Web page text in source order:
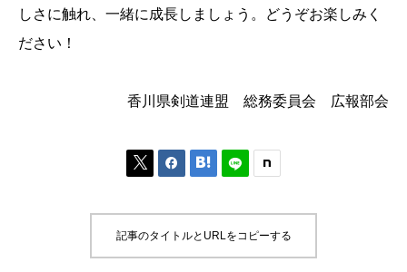
しさに触れ、一緒に成長しましょう。どうぞお楽しみく
ださい！
香川県剣道連盟 総務委員会 広報部会
  
記事のタイトルとURLをコピーする